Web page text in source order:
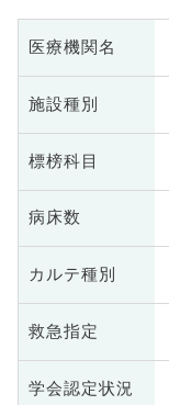
医療機関名
施設種別
標榜科目
病床数
カルテ種別
救急指定
学会認定状況